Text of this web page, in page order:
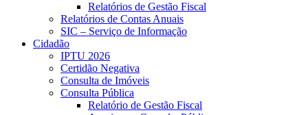
Relatórios de Gestão Fiscal
Relatórios de Contas Anuais
SIC – Serviço de Informação
Cidadão
IPTU 2026
Certidão Negativa
Consulta de Imóveis
Consulta Pública
Relatório de Gestão Fiscal